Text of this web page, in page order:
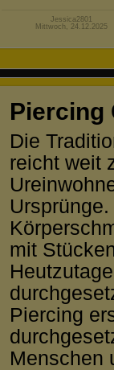
Jessica2801
Mittwoch, 24.12.2025
Piercing
Die
reicht weit
mit
Piercing
Menschen